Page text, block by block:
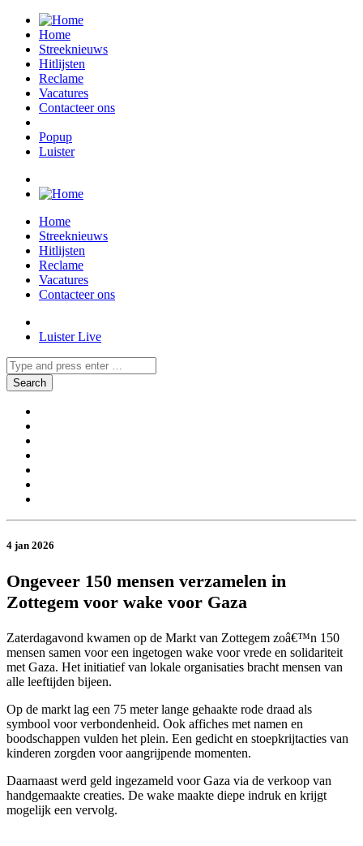
Home
Streeknieuws
Hitlijsten
Reclame
Vacatures
Contacteer ons
Popup
Luister
Home
Streeknieuws
Hitlijsten
Reclame
Vacatures
Contacteer ons
Luister Live
4 jan 2026
Ongeveer 150 mensen verzamelen in
Zottegem voor wake voor Gaza
Zaterdagavond kwamen op de Markt van Zottegem zoâ€™n 150
mensen samen voor een ingetogen wake voor vrede en solidariteit
met Gaza. Het initiatief van lokale organisaties bracht mensen van
alle leeftijden bijeen.
Op de markt lag een 75 meter lange gehaakte rode draad als
symbool voor verbondenheid. Ook affiches met namen en
boodschappen vulden het plein. Een gedicht en stoepkrijtacties van
kinderen zorgden voor aangrijpende momenten.
Daarnaast werd geld ingezameld voor Gaza via de verkoop van
handgemaakte creaties. De wake maakte diepe indruk en krijgt
mogelijk een vervolg.